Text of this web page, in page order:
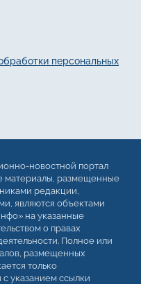
персональных
новостной портал
материалы, размещенные
редакции,
являются объектами
на указанные
о правах
Полное или
размещенных
только
указанием ссылки